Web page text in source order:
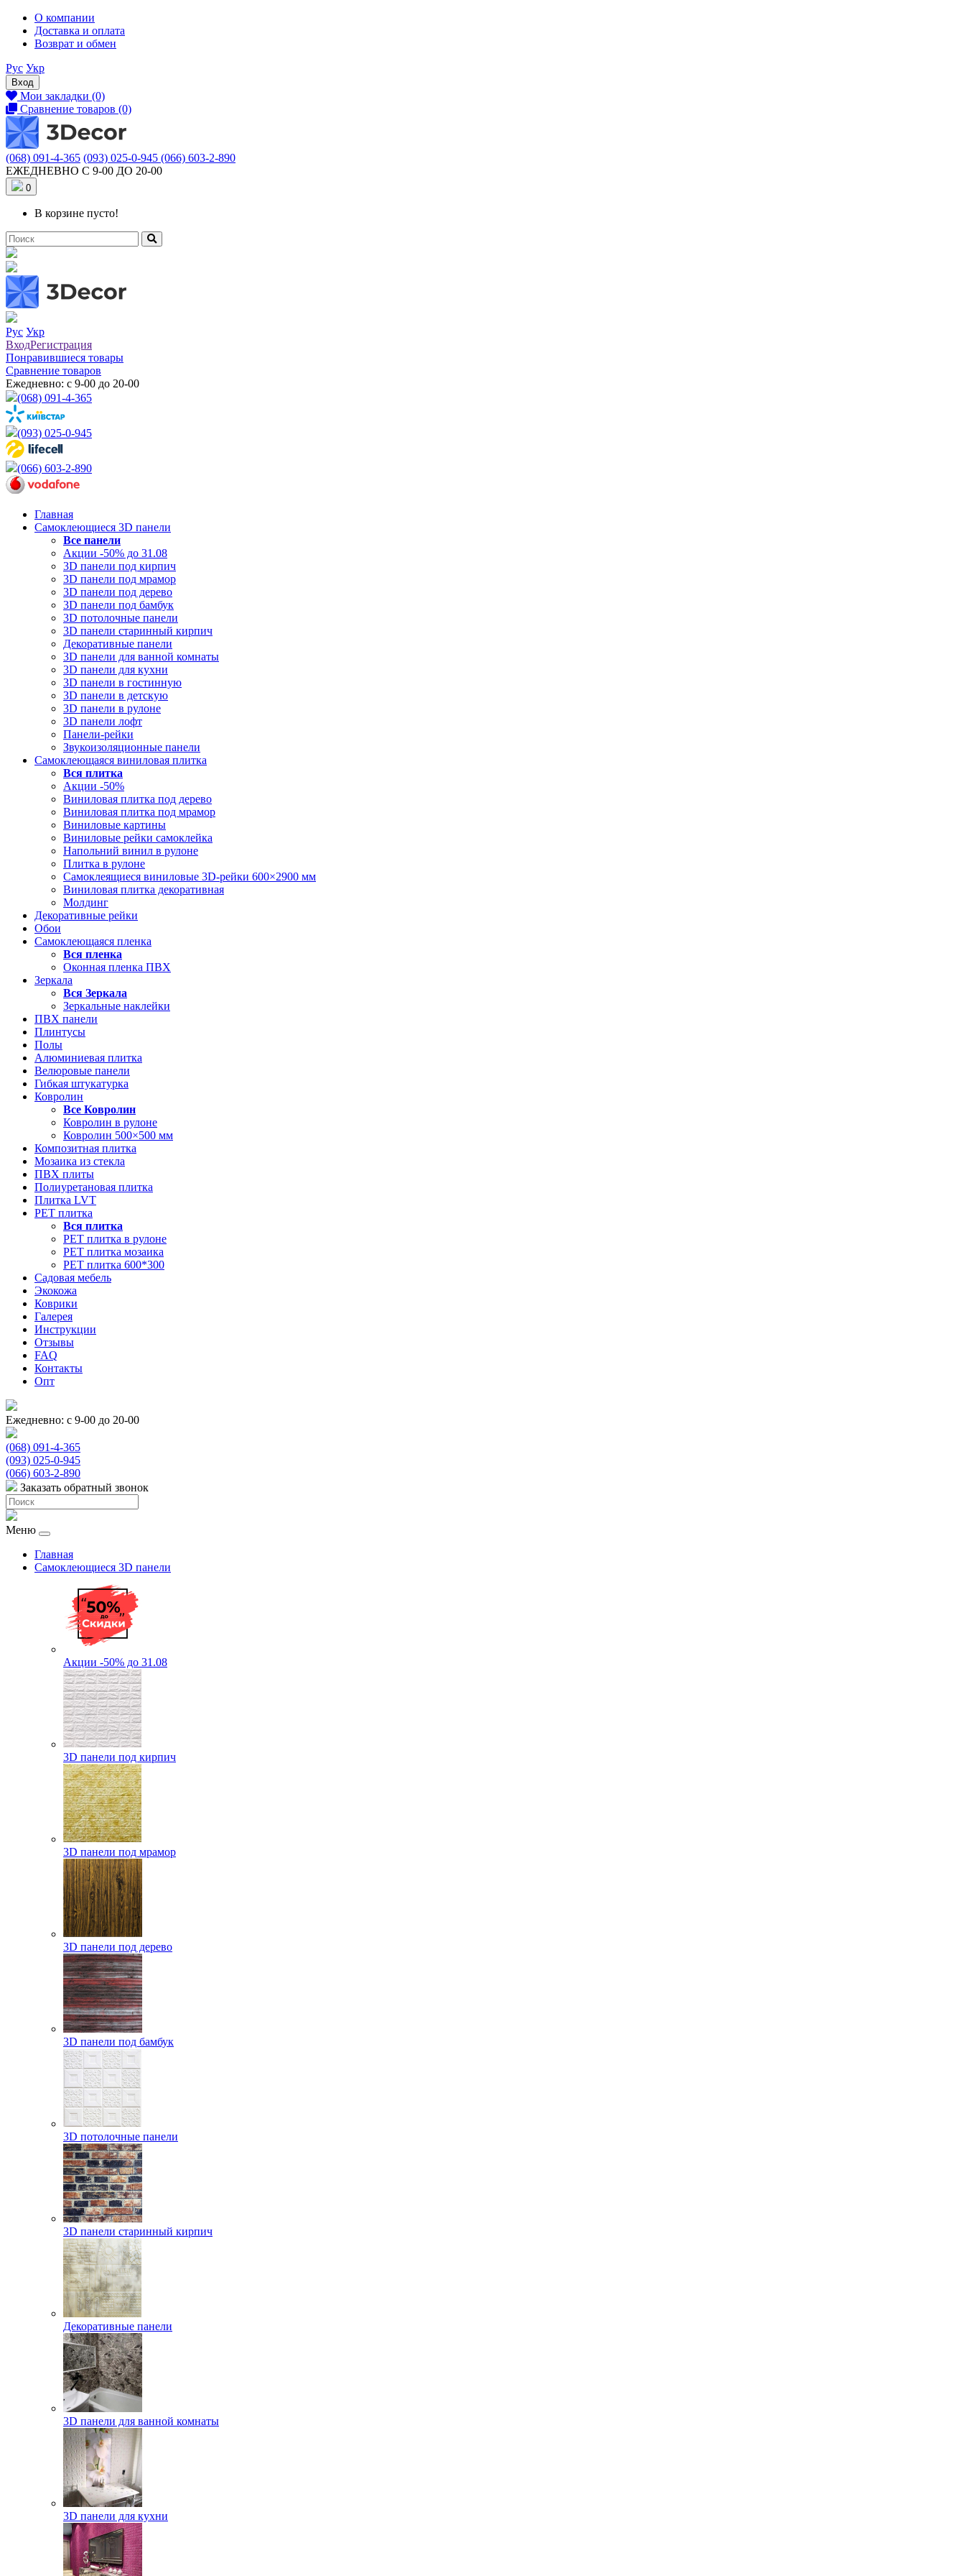
О компании
Доставка и оплата
Возврат и обмен
Рус Укр
Вход
Мои закладки (0)
Сравнение товаров (0)
(068) 091-4-365 (093) 025-0-945 (066) 603-2-890
ЕЖЕДНЕВНО С 9-00 ДО 20-00
0
В корзине пусто!
Рус Укр
ВходРегистрация
Понравившиеся товары
Сравнение товаров
Ежедневно: с 9-00 до 20-00
(068) 091-4-365
(093) 025-0-945
(066) 603-2-890
Главная
Самоклеющиеся 3D панели
Все панели
Акции -50% до 31.08
3D панели под кирпич
3D панели под мрамор
3D панели под дерево
3D панели под бамбук
3D потолочные панели
3D панели старинный кирпич
Декоративные панели
3D панели для ванной комнаты
3D панели для кухни
3D панели в гостинную
3D панели в детскую
3D панели в рулоне
3D панели лофт
Панели-рейки
Звукоизоляционные панели
Самоклеющаяся виниловая плитка
Вся плитка
Акции -50%
Виниловая плитка под дерево
Виниловая плитка под мрамор
Виниловые картины
Виниловые рейки самоклейка
Напольний винил в рулоне
Плитка в рулоне
Самоклеящиеся виниловые 3D‑рейки 600×2900 мм
Виниловая плитка декоративная
Молдинг
Декоративные рейки
Обои
Самоклеющаяся пленка
Вся пленка
Оконная пленка ПВХ
Зеркала
Вся Зеркала
Зеркальные наклейки
ПВХ панели
Плинтусы
Полы
Алюминиевая плитка
Велюровые панели
Гибкая штукатурка
Ковролин
Все Ковролин
Ковролин в рулоне
Ковролин 500×500 мм
Композитная плитка
Мозаика из стекла
ПВХ плиты
Полиуретановая плитка
Плитка LVT
РЕТ плитка
Вся плитка
РЕТ плитка в рулоне
РЕТ плитка мозаика
РЕТ плитка 600*300
Садовая мебель
Экокожа
Коврики
Галерея
Инструкции
Отзывы
FAQ
Контакты
Опт
Ежедневно: с 9-00 до 20-00
(068) 091-4-365
(093) 025-0-945
(066) 603-2-890
Заказать обратный звонок
Меню
Главная
Самоклеющиеся 3D панели
Акции -50% до 31.08
3D панели под кирпич
3D панели под мрамор
3D панели под дерево
3D панели под бамбук
3D потолочные панели
3D панели старинный кирпич
Декоративные панели
3D панели для ванной комнаты
3D панели для кухни